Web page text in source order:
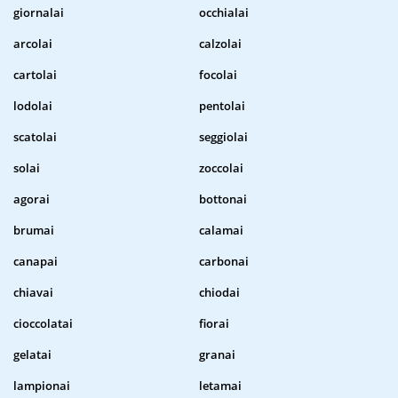
giornalai
occhialai
arcolai
calzolai
cartolai
focolai
lodolai
pentolai
scatolai
seggiolai
solai
zoccolai
agorai
bottonai
brumai
calamai
canapai
carbonai
chiavai
chiodai
cioccolatai
fiorai
gelatai
granai
lampionai
letamai